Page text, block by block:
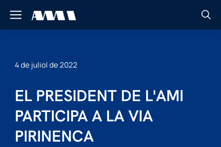
4 de juliol de 2022
EL PRESIDENT DE L'AMI
PARTICIPA A LA VIA
PIRINENCA